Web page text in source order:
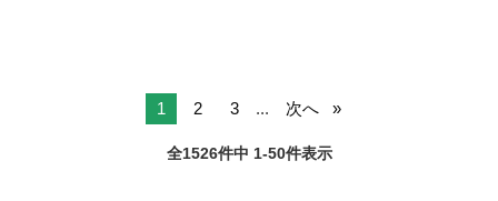
1 2 3 ... 次へ
全1526件中 1-50件表示